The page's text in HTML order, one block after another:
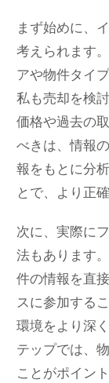
まず始めに、
考えられます
アや物件タイ
私も売却を検
価格や過去の
べきは、情報
報をもとに分
とで、より正
次に、実際に
法もあります
件の情報を直
スに参加する
環境をより深
テップでは、
ことがポイン